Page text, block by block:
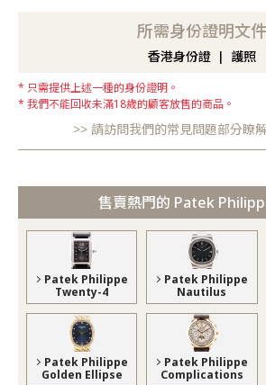
所需身份證明文件
香港身份證 護照
只需提供上述一種的身份證明。
我們不能回收未滿18歲的顧客放售的商品。
請訪問我們的常見問題部分瞭
售賣熱門的 Patek
Patek Philippe
Twenty-4
Patek Philippe
Nautilus
Patek Philippe
Golden Ellipse
Patek Philippe
Complications